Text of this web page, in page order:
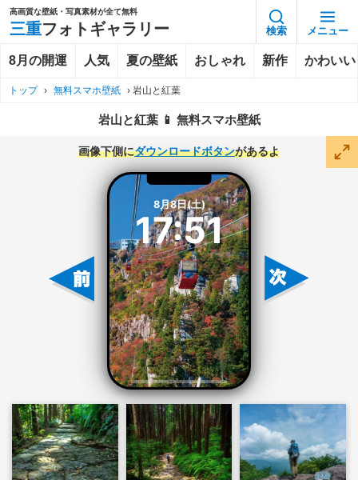
高画質な壁紙・写真素材が全て無料
三重フォトギャラリー 検索 メニュー
8月の開運 人気 夏の壁紙 おしゃれ 新作 かわいい
トップ › 無料スマホ壁紙 › 岩山と紅葉
岩山と紅葉 📱 無料スマホ壁紙
画像下側にダウンロードボタンがあるよ
8月8日(土)
17:51